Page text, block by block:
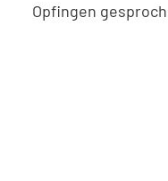
Opfingen